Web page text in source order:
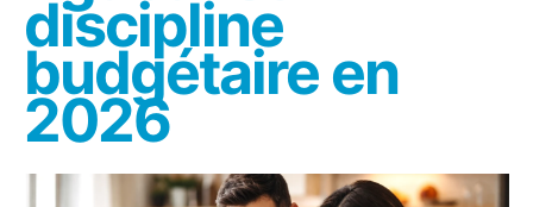
discipline
budgétaire en
2026